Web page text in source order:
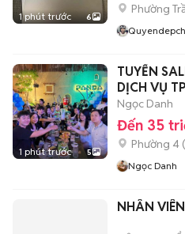
1 phút trước 6
Phường
1 phút trước 5
TUYỂN
DỊCH VỤ
Ngọc Danh
Đến 35
Phường 4 (
Ngọc Danh
NHÂN